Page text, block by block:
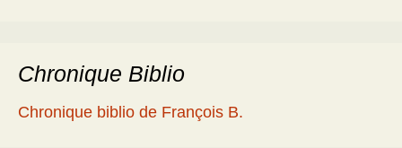
Chronique Biblio
Chronique biblio de François B.